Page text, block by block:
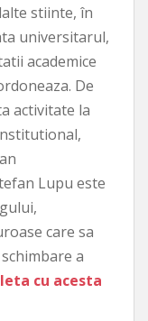
stiinte, în
universitarul,
academice
De
activitate la
Lupu este
care sa
a
cu acesta